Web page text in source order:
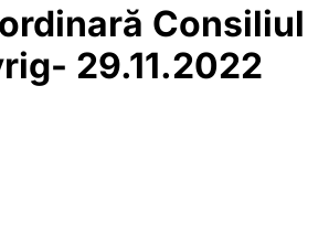
Consiliul
29.11.2022